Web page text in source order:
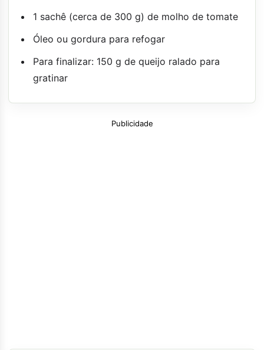
1 sachê (cerca de 300 g) de molho de tomate
Óleo ou gordura para refogar
Para finalizar: 150 g de queijo ralado para
gratinar
Publicidade